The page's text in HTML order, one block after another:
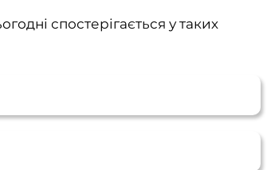
спостерігається у таких